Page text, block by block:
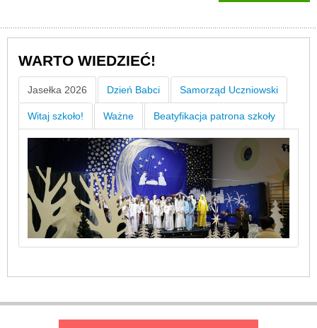
WARTO WIEDZIEĆ!
Jasełka 2026 Dzień Babci Samorząd Uczniowski
Witaj szkoło! Ważne Beatyfikacja patrona szkoły